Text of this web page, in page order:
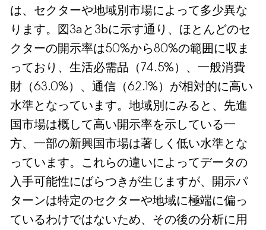
は、セクターや地域別市場によって多少異な
ります。図3aと3bに示す通り、ほとんどのセ
クターの開示率は50%から80%の範囲に収ま
っており、生活必需品（74.5%）、一般消費
財（63.0%）、通信（62.1%）が相対的に高い
水準となっています。地域別にみると、先進
国市場は概して高い開示率を示している一
方、一部の新興国市場は著しく低い水準とな
っています。これらの違いによってデータの
入手可能性にばらつきが生じますが、開示パ
ターンは特定のセクターや地域に極端に偏っ
ているわけではないため、その後の分析に用